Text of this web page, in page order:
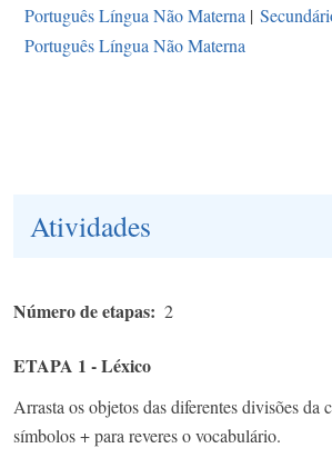
Português Língua Não Materna |
Português Língua Não Materna
Atividades
Número de etapas 2
ETAPA 1 - Léxico
Arrasta os objetos das diferentes divisões da
símbolos + para reveres o vocabulário.